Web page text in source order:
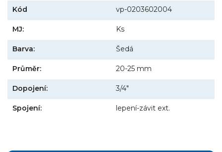
Kód vp-0203602004
MJ: Ks
Barva: Šedá
Průměr: 20-25 mm
Dopojení: 3/4"
Spojení: lepení-závit ext.